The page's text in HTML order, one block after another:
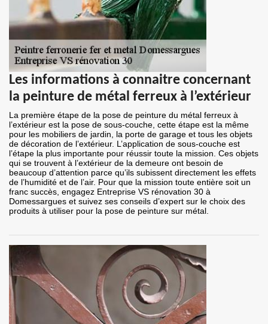
Les informations à connaitre concernant
la peinture de métal ferreux à l’extérieur
La première étape de la pose de peinture du métal ferreux à
l’extérieur est la pose de sous-couche, cette étape est la même
pour les mobiliers de jardin, la porte de garage et tous les objets
de décoration de l’extérieur. L’application de sous-couche est
l’étape la plus importante pour réussir toute la mission. Ces objets
qui se trouvent à l’extérieur de la demeure ont besoin de
beaucoup d’attention parce qu’ils subissent directement les effets
de l’humidité et de l’air. Pour que la mission toute entière soit un
franc succès, engagez Entreprise VS rénovation 30 à
Domessargues et suivez ses conseils d’expert sur le choix des
produits à utiliser pour la pose de peinture sur métal.